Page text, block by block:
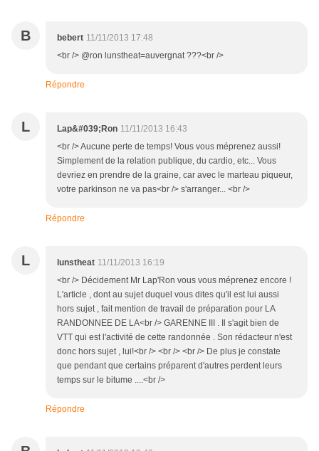
B bebert 11/11/2013 17:48
<br /> @ron lunstheat=auvergnat ???<br />
Répondre
L Lap&#039;Ron 11/11/2013 16:43
<br /> Aucune perte de temps! Vous vous méprenez aussi!
Simplement de la relation publique, du cardio, etc... Vous
devriez en prendre de la graine, car avec le marteau piqueur,
votre parkinson ne va pas<br /> s'arranger... <br />
Répondre
L lunstheat 11/11/2013 16:19
<br /> Décidement Mr Lap'Ron vous vous méprenez encore !
L'article , dont au sujet duquel vous dites qu'il est lui aussi
hors sujet , fait mention de travail de préparation pour LA
RANDONNEE DE LA<br /> GARENNE III . Il s'agit bien de
VTT qui est l'activité de cette randonnée . Son rédacteur n'est
donc hors sujet , lui!<br /> <br /> <br /> De plus je constate
que pendant que certains préparent d'autres perdent leurs
temps sur le bitume ....<br />
Répondre